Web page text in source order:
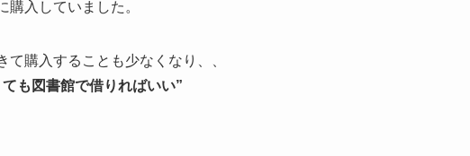
購入していました。
購入することも少なくなり、、
も図書館で借りればいい”